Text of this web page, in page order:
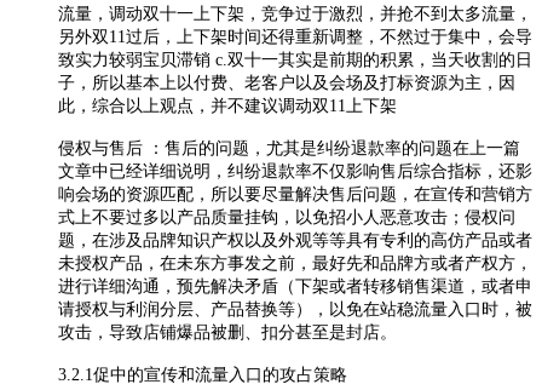
流量，调动双十一上下架，竞争过于激烈，并抢不到太多流量，
另外双11过后，上下架时间还得重新调整，不然过于集中，会导
致实力较弱宝贝滞销 c.双十一其实是前期的积累，当天收割的日
子，所以基本上以付费、老客户以及会场及打标资源为主，因
此，综合以上观点，并不建议调动双11上下架
侵权与售后 ：售后的问题，尤其是纠纷退款率的问题在上一篇
文章中已经详细说明，纠纷退款率不仅影响售后综合指标，还影
响会场的资源匹配，所以要尽量解决售后问题，在宣传和营销方
式上不要过多以产品质量挂钩，以免招小人恶意攻击；侵权问
题，在涉及品牌知识产权以及外观等等具有专利的高仿产品或者
未授权产品，在未东方事发之前，最好先和品牌方或者产权方，
进行详细沟通，预先解决矛盾（下架或者转移销售渠道，或者申
请授权与利润分层、产品替换等），以免在站稳流量入口时，被
攻击，导致店铺爆品被删、扣分甚至是封店。
3.2.1促中的宣传和流量入口的攻占策略